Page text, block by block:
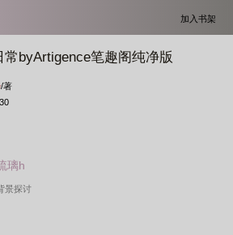
加入书架
常byArtigence笔趣阁纯净版
/著
璃h
景探讨